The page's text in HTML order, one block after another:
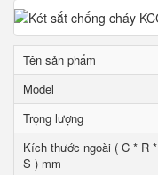
Tên sản phẩm
Model
Trọng lượng
Kích thước ngoài ( C * R *
S ) mm